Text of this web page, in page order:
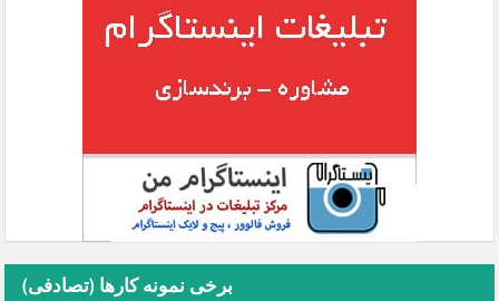
برخی نمونه کارها (تصادفی)